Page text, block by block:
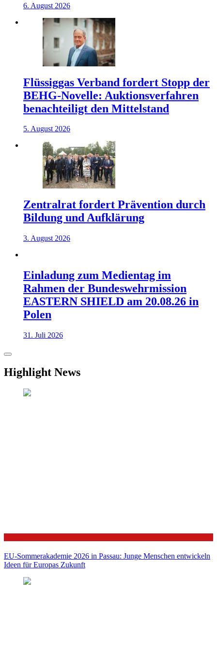
6. August 2026
Flüssiggas Verband fordert Stopp der
BEHG-Novelle: Auktionsverfahren
benachteiligt den Mittelstand
5. August 2026
Zentralrat fordert Prävention durch
Bildung und Aufklärung
3. August 2026
Einladung zum Medientag im
Rahmen der Bundeswehrmission
EASTERN SHIELD am 20.08.26 in
Polen
31. Juli 2026
Highlight News
EU-Sommerakademie 2026 in Passau: Junge Menschen entwickeln
Ideen für Europas Zukunft